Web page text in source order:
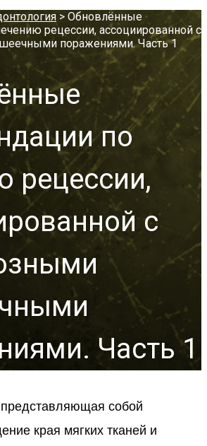
> Обновлённые
рецессии, ассоциированной с
поражениями. Часть 1
по
рецессии,
с
Часть 1
собой
края мягких тканей и